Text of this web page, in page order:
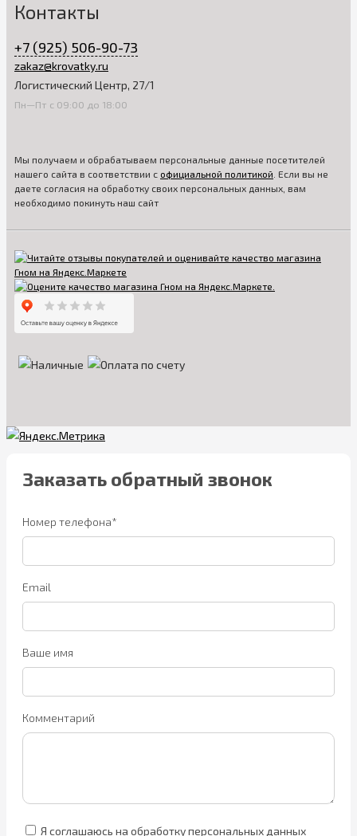
Контакты
+7 (925) 506-90-73
zakaz@krovatky.ru
Логистический Центр, 27/1
Пн—Пт с 09:00 до 18:00
Мы получаем и обрабатываем персональные данные посетителей
нашего сайта в соответствии с официальной политикой . Если вы не
даете согласия на обработку своих персональных данных, вам
необходимо покинуть наш сайт
Заказать обратный звонок
Номер телефона*
Email
Ваше имя
Комментарий
Я соглашаюсь на обработку персональных данных